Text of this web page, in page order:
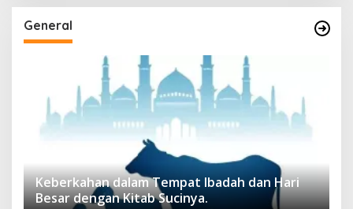
General
Keberkahan dalam Tempat Ibadah dan Hari
Besar dengan Kitab Sucinya.